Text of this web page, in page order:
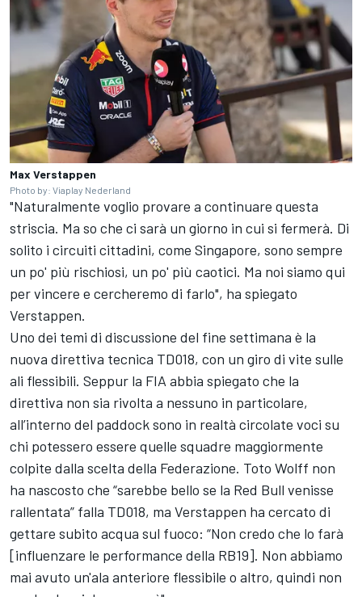
Max Verstappen
Photo by: Viaplay Nederland
"Naturalmente voglio provare a continuare questa
striscia. Ma so che ci sarà un giorno in cui si fermerà. Di
solito i circuiti cittadini, come Singapore, sono sempre
un po' più rischiosi, un po' più caotici. Ma noi siamo qui
per vincere e cercheremo di farlo", ha spiegato
Verstappen.
Uno dei temi di discussione del fine settimana è la
nuova direttiva tecnica TD018, con un giro di vite sulle
ali flessibili. Seppur la FIA abbia spiegato che la
direttiva non sia rivolta a nessuno in particolare,
all’interno del paddock sono in realtà circolate voci su
chi potessero essere quelle squadre maggiormente
colpite dalla scelta della Federazione. Toto Wolff non
ha nascosto che “sarebbe bello se la Red Bull venisse
rallentata” falla TD018, ma Verstappen ha cercato di
gettare subito acqua sul fuoco: “Non credo che lo farà
[influenzare le performance della RB19]. Non abbiamo
mai avuto un'ala anteriore flessibile o altro, quindi non